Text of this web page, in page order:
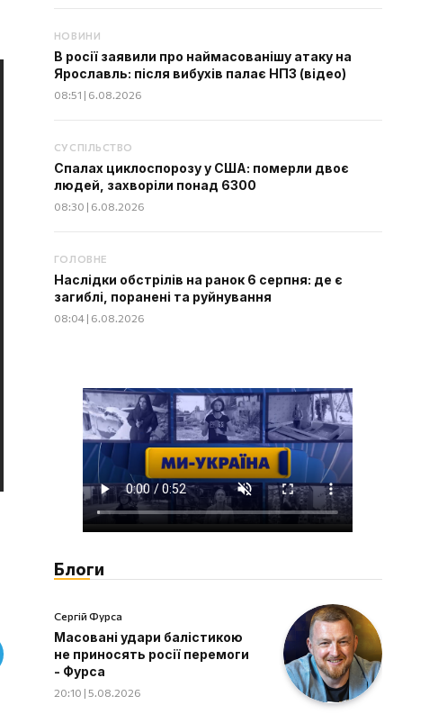
НОВИНИ
В росії заявили про наймасованішу атаку на
Ярославль: після вибухів палає НПЗ (відео)
08:51 | 6.08.2026
СУСПІЛЬСТВО
Спалах циклоспорозу у США: померли двоє
людей, захворіли понад 6300
08:30 | 6.08.2026
ГОЛОВНЕ
Наслідки обстрілів на ранок 6 серпня: де є
загиблі, поранені та руйнування
08:04 | 6.08.2026
Блоги
Сергій Фурса
Масовані удари балістикою
не приносять росії перемоги
- Фурса
20:10 | 5.08.2026